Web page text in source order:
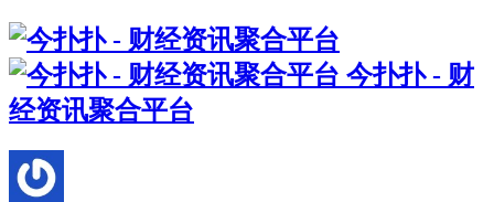
今扑扑 - 财
经资讯聚合平台